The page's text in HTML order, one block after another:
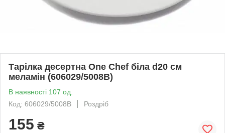
Тарілка десертна One Chef біла d20 см
меламін (606029/5008B)
В наявності 107 од.
Код: 606029/5008B
Роздріб
155 ₴